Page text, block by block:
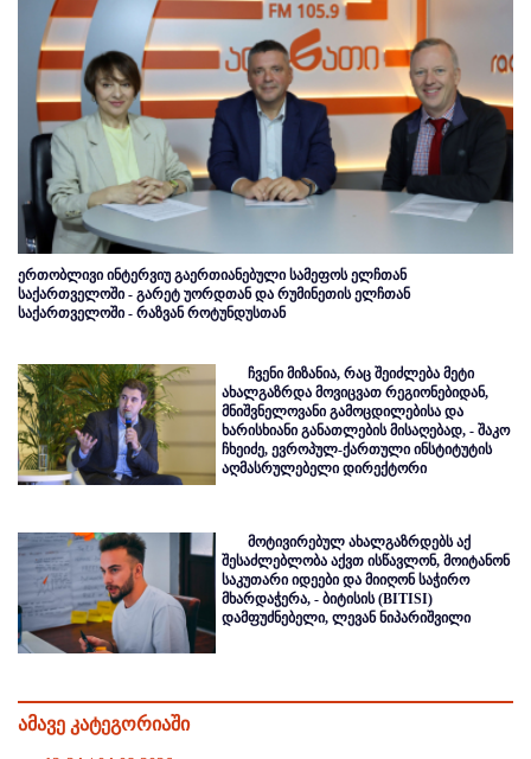
ერთობლივი ინტერვიუ გაერთიანებული სამეფოს ელჩთან
საქართველოში - გარეტ უორდთან და რუმინეთის ელჩთან
საქართველოში - რაზვან როტუნდუსთან
ჩვენი მიზანია, რაც შეიძლება მეტი
ახალგაზრდა მოვიცვათ რეგიონებიდან,
მნიშვნელოვანი გამოცდილებისა და
ხარისხიანი განათლების მისაღებად, - შაკო
ჩხეიძე, ევროპულ-ქართული ინსტიტუტის
აღმასრულებელი დირექტორი
მოტივირებულ ახალგაზრდებს აქ
შესაძლებლობა აქვთ ისწავლონ, მოიტანონ
საკუთარი იდეები და მიიღონ საჭირო
მხარდაჭერა, - ბიტისის (BITISI)
დამფუძნებელი, ლევან ნიპარიშვილი
ამავე კატეგორიაში